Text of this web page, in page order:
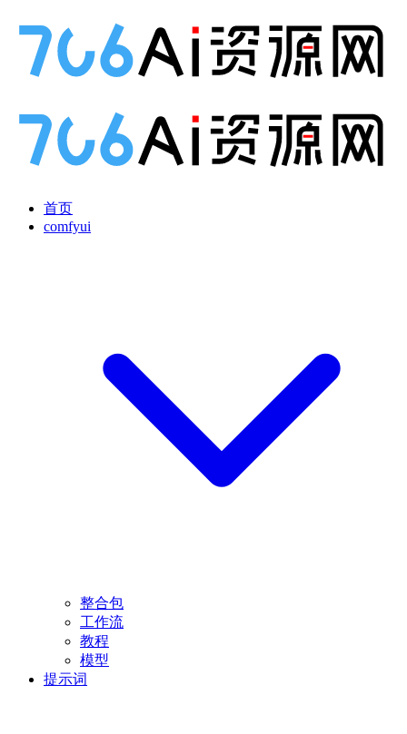
首页
comfyui
整合包
工作流
教程
模型
提示词